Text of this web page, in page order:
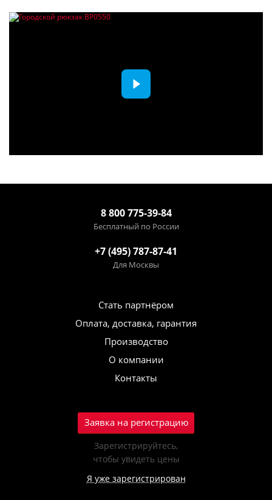
8 800 775-39-84
Бесплатный по России
+7 (495) 787-87-41
Для Москвы
Стать партнёром
Оплата, доставка, гарантия
Производство
О компании
Контакты
Заявка на регистрацию
Зарегистрируйтесь,
чтобы увидеть цены
Я уже зарегистрирован